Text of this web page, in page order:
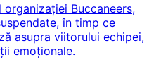
Buccaneers,
în timp ce
asupra viitorului echipei,
emoționale.